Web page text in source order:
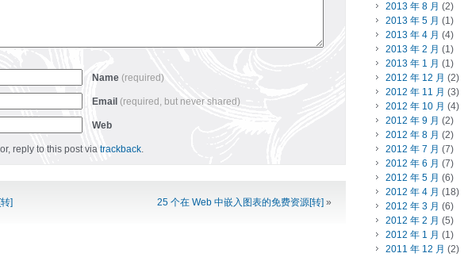
Name (required)
Email (required, but never shared)
Web
or, reply to this post via trackback.
] 25 个在 Web 中嵌入图表的免费资源[转] »
2013 年 8 月 (2)
2013 年 5 月 (1)
2013 年 4 月 (4)
2013 年 2 月 (1)
2013 年 1 月 (1)
2012 年 12 月 (2)
2012 年 11 月 (3)
2012 年 10 月 (4)
2012 年 9 月 (2)
2012 年 8 月 (2)
2012 年 7 月 (7)
2012 年 6 月 (7)
2012 年 5 月 (6)
2012 年 4 月 (18)
2012 年 3 月 (6)
2012 年 2 月 (5)
2012 年 1 月 (1)
2011 年 12 月 (2)